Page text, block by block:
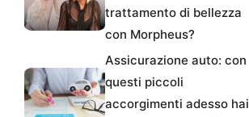
trattamento di bellezza
con Morpheus?
Assicurazione auto: con
questi piccoli
accorgimenti adesso hai